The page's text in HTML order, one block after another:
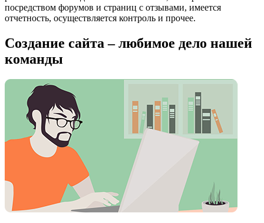
посредством форумов и страниц с отзывами, имеется
отчетность, осуществляется контроль и прочее.
Создание сайта – любимое дело нашей
команды